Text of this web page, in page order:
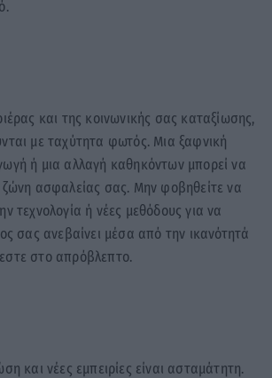
και της κοινωνικής σας καταξίωσης,
με ταχύτητα φωτός. Μια ξαφνική
ή μια αλλαγή καθηκόντων μπορεί να
ασφαλείας σας. Μην φοβηθείτε να
τεχνολογία ή νέες μεθόδους για να
σας ανεβαίνει μέσα από την ικανότητά
στο απρόβλεπτο.
και νέες εμπειρίες είναι ασταμάτητη.